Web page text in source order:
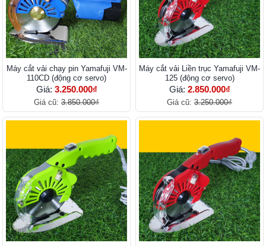
Máy cắt vải chạy pin Yamafuji VM-
110CD (động cơ servo)
Giá: 3.250.000₫
Giá cũ: 3.850.000₫
Máy cắt vải Liền trục Yamafuji VM-
125 (động cơ servo)
Giá: 2.850.000₫
Giá cũ: 3.250.000₫